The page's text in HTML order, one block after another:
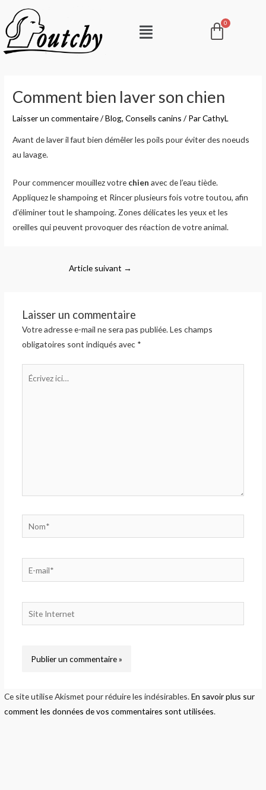
contenu
Menu
Comment bien laver son chien
Laisser un commentaire/Blog,Conseils canins / ParCathyL
Avant de laver il faut bien démêler les poils pour éviter des noeuds
au lavage.
Pour commencer mouillez votre chien avec de l’eau tiède.
Appliquez le shampoing et Rincer plusieurs fois votre toutou, afin
d’éliminer tout le shampoing. Zones délicates les yeux et les
oreilles qui peuvent provoquer des réaction de votre animal.
articles
Article suivant →
Laisser un commentaire
Votre adresse e-mail ne sera pas publiée. Les champs
obligatoires sont indiqués avec *
Nom*
mail*
Site
Internet
Ce site utilise Akismet pour réduire les indésirables.En savoir plus sur
comment les données de vos commentaires sont utilisées.